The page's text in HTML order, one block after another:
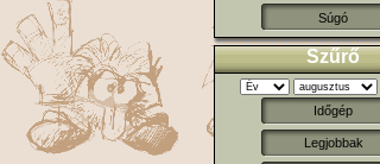
Súgó
Szűrő
Időgép
Legjobbak